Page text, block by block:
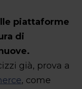
piattaforme
di
già, prova a
, come